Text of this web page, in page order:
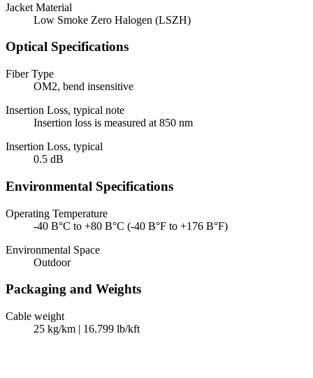
Jacket Material
Low Smoke Zero Halogen (LSZH)
Optical Specifications
Fiber Type
OM2, bend insensitive
Insertion Loss, typical note
Insertion loss is measured at 850 nm
Insertion Loss, typical
0.5 dB
Environmental Specifications
Operating Temperature
-40 В°C to +80 В°C (-40 В°F to +176 В°F)
Environmental Space
Outdoor
Packaging and Weights
Cable weight
25 kg/km | 16.799 lb/kft